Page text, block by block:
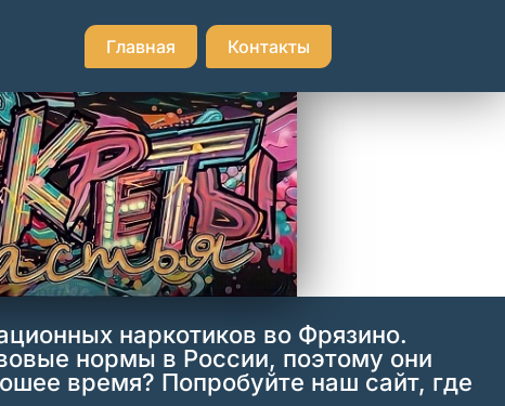
Главная Контакты
наркотиков во Фрязино.
нормы в России, поэтому они
время? Попробуйте наш сайт, где